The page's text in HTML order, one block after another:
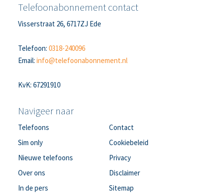
Telefoonabonnement contact
Visserstraat 26, 6717ZJ Ede
Telefoon:0318-240096
Email:info@telefoonabonnement.nl
KvK: 67291910
Navigeer naar
Telefoons
Sim only
Nieuwe telefoons
Over ons
In de pers
Contact
Cookiebeleid
Privacy
Disclaimer
Sitemap